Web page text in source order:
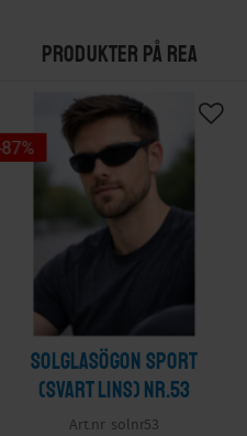
PRODUKTER PÅ REA
Solglasögon sport
(svart lins) nr.53
solnr53
87%